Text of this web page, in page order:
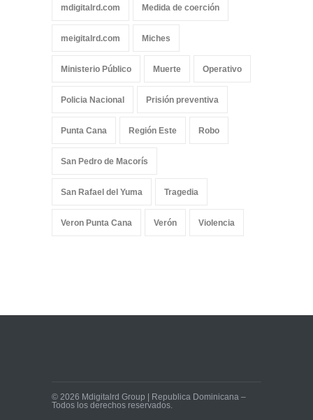
mdigitalrd.com Medida de coerción
meigitalrd.com Miches
Ministerio Público Muerte Operativo
Policia Nacional Prisión preventiva
Punta Cana Región Este Robo
San Pedro de Macorís
San Rafael del Yuma Tragedia
Veron Punta Cana Verón Violencia
© 2026 Mdigitalrd Group | Republica Dominicana –
Todos los derechos reservados.